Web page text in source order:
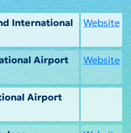
International
Website
Airport
Website
Airport